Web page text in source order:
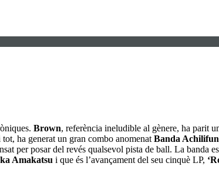
Brown, referència ineludible al gènere, ha parit
ha generat un gran combo anomenat Banda
per posar del revés qualsevol pista de ball. La banda
Amakatsu i que és l’avançament del seu cinquè LP,